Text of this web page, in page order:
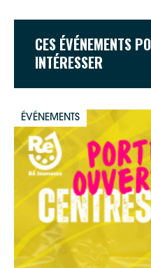
CES ÉVÉNEMENTS
INTÉRESSER
ÉVÉNEMENTS